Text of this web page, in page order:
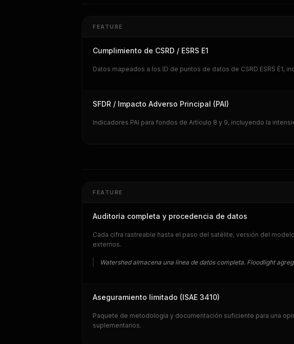
FEATURE
Cumplimiento de CSRD / ESRS E1
Datos mapeados a los ID de puntos de datos de CSRD ESRS E1,
SFDR / Impacto Adverso Principal (PAI)
Indicadores PAI para fondos de Artículo 8 y 9, incluyendo la
FEATURE
Auditoría completa y procedencia de datos
Cada cifra rastreable hasta el paso del satélite, versión del
externos.
Watershed almacena una línea de datos completa. Floodlight
Aseguramiento limitado (ISAE 3410)
Paquete de metodología y documentación suficiente para una
suplementarios.